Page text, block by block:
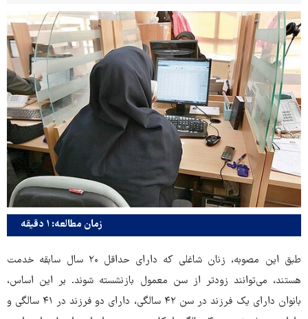
زمان مطالعه: ۱ دقیقه
طبق این مصوبه، زنان شاغلی که دارای حداقل ۲۰ سال سابقه خدمت
هستند، می‌توانند زودتر از سن معمول بازنشسته شوند. بر این اساس،
بانوان دارای یک فرزند در سن ۴۲ سالگی، دارای دو فرزند در ۴۱ سالگی و